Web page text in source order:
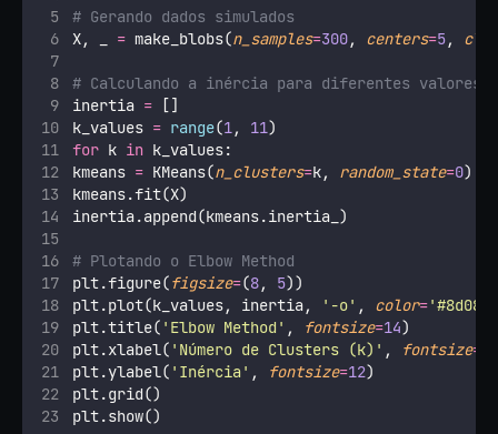
# Gerando dados simulados
X, _ = make_blobs(n_samples=300, centers=5,
# Calculando a inércia para diferentes valores
inertia = []
k_values = range(1, 11)
for k in k_values:
kmeans = KMeans(n_clusters=k, random_state=0)
kmeans.fit(X)
inertia.append(kmeans.inertia_)
# Plotando o Elbow Method
plt.figure(figsize=(8, 5))
plt.plot(k_values, inertia,
' -o' , color='#8d0801
plt.title( ' Elbow Method ' , fontsize=14)
plt.xlabel( ' Número de Clusters (k) ' , fontsize=
plt.ylabel( ' Inércia' , fontsize=12)
plt.grid()
plt.show()